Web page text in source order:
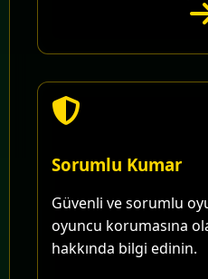
Sorumlu Kumar
Güvenli ve sorumlu
oyuncu korumasına
hakkında bilgi edinin.